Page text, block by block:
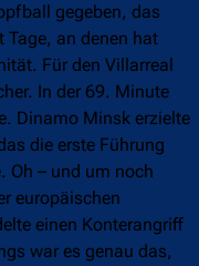
gegeben, das
Tage, an denen hat
Für den Villarreal
In der 69. Minute
Dinamo Minsk erzielte
die erste Führung
Oh – und um noch
europäischen
einen Konterangriff
war es genau das,